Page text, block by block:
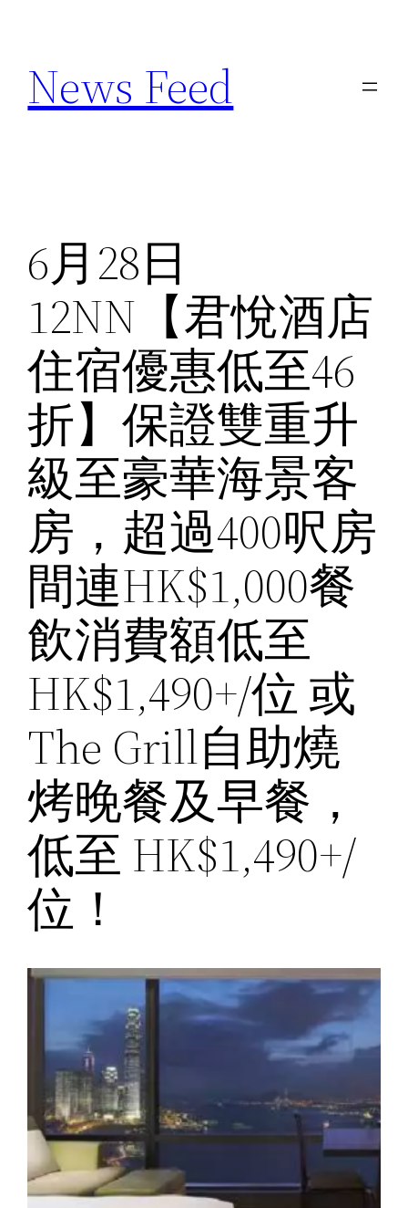
content
News Feed
6月28日
12NN【君悅酒店
住宿優惠低至46
折】保證雙重升
級至豪華海景客
房，超過400呎房
間連HK$1,000餐
飲消費額低至
HK$1,490+/位 或
The Grill自助燒
烤晚餐及早餐，
低至 HK$1,490+/
位！